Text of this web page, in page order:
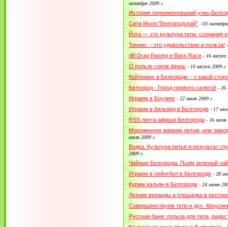
октября 2009 г.
История переименований улиц
Сити Молл "Белгородский" - 03
Йога — это культура тела, сознания
Теннис – это удовольствие и польза!
dB Drag Racing и Bass Race - 16
О пользе соков фреш - 10 авгуса 2009 г.
Кейтеринг в Белгороде – с какой
Белгород - Город первого салюта! - 26
Играем в Боулинг - 22 июля 2009 г.
Играем в бильярд в Белгороде - 17
RSS лента афиши Белгорода - 16 июля
Мороженное жарким летом, или
июля 2009 г.
Водка. Культура питья и результат
2009 г.
Чайные Белгорода. Пьем зеленый чай
Играем в пейнтбол в Белгороде - 28
Курим кальян в Белгороде - 24 июня
Летние веранды и площадки в
Совершенствуем тело и дух.
Русская баня: польза для тела,